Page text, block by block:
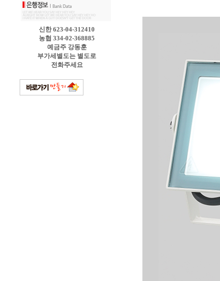
신한 623-04-312410
농협 334-02-368885
예금주 강동훈
부가세별도는 별도로
전화주세요